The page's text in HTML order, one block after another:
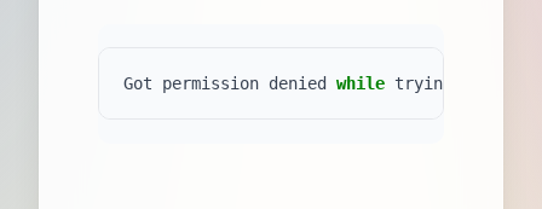
Got permission denied while